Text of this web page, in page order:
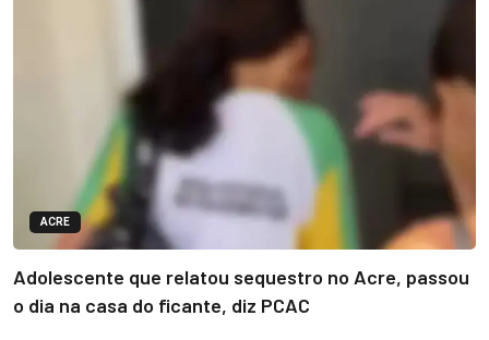
ACRE
Adolescente que relatou sequestro no Acre, passou
o dia na casa do ficante, diz PCAC